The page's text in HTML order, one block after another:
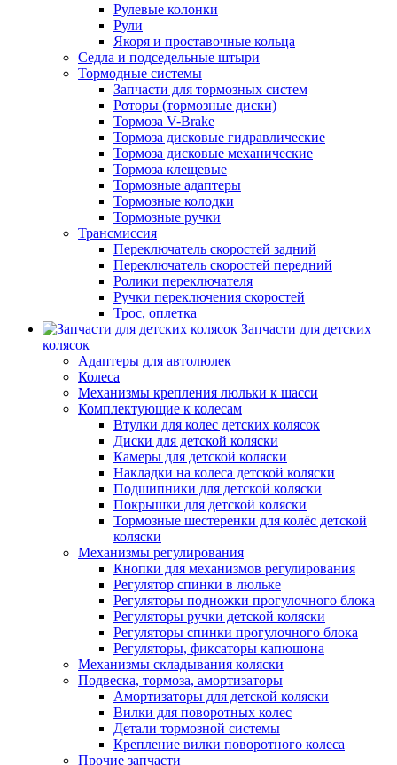
Рулевые колонки
Рули
Якоря и проставочные кольца
Седла и подседельные штыри
Тормодные системы
Запчасти для тормозных систем
Роторы (тормозные диски)
Тормоза V-Brake
Тормоза дисковые гидравлические
Тормоза дисковые механические
Тормоза клещевые
Тормозные адаптеры
Тормозные колодки
Тормозные ручки
Трансмиссия
Переключатель скоростей задний
Переключатель скоростей передний
Ролики переключателя
Ручки переключения скоростей
Трос, оплетка
Запчасти для детских
колясок
Адаптеры для автолюлек
Колеса
Механизмы крепления люльки к шасси
Комплектующие к колесам
Втулки для колес детских колясок
Диски для детской коляски
Камеры для детской коляски
Накладки на колеса детской коляски
Подшипники для детской коляски
Покрышки для детской коляски
Тормозные шестеренки для колёс детской
коляски
Механизмы регулирования
Кнопки для механизмов регулирования
Регулятор спинки в люльке
Регуляторы подножки прогулочного блока
Регуляторы ручки детской коляски
Регуляторы спинки прогулочного блока
Регуляторы, фиксаторы капюшона
Механизмы складывания коляски
Подвеска, тормоза, амортизаторы
Амортизаторы для детской коляски
Вилки для поворотных колес
Детали тормозной системы
Крепление вилки поворотного колеса
Прочие запчасти